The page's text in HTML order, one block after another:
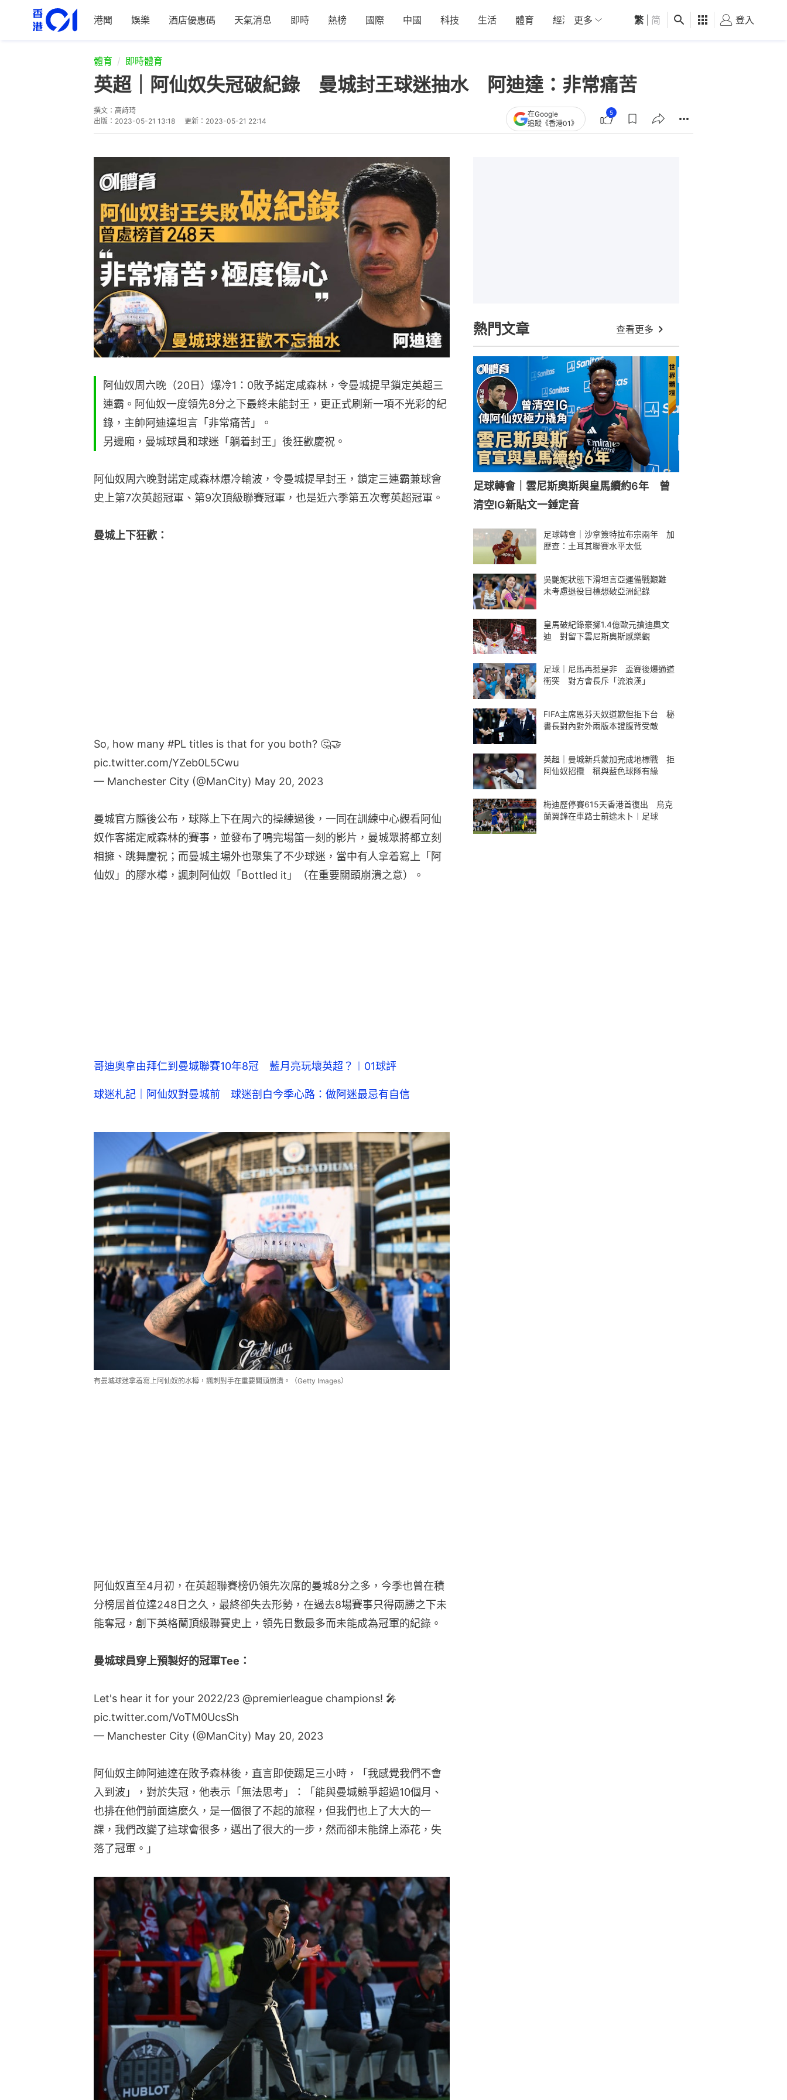
港聞 娛樂 酒店優惠碼 天氣消息 即時 熱榜 國際 中國 科技 生活 體育 經濟 01深圳 觀點 健康 好食玩飛
更多 繁 简 登入
體育 即時體育
英超｜阿仙奴失冠破紀錄 曼城封王球迷抽水 阿迪達：非常痛苦
撰文： 高詩琦
出版： 2023-05-21 13:18 更新： 2023-05-21 22:14
在Google
追蹤《香港01》
5
阿仙奴周六晚（20日）爆冷1：0敗予諾定咸森林，令曼城提早鎖定英超三
連霸。阿仙奴一度領先8分之下最終未能封王，更正式刷新一項不光彩的紀
錄，主帥阿迪達坦言「非常痛苦」。
另邊廂，曼城球員和球迷「躺着封王」後狂歡慶祝。
阿仙奴周六晚對諾定咸森林爆冷輸波，令曼城提早封王，鎖定三連霸兼球會
史上第7次英超冠軍、第9次頂級聯賽冠軍，也是近六季第五次奪英超冠軍。
曼城上下狂歡：
So, how many #PL titles is that for you both? 🤔🤝
pic.twitter.com/YZeb0L5Cwu
— Manchester City (@ManCity) May 20, 2023
曼城官方隨後公布，球隊上下在周六的操練過後，一同在訓練中心觀看阿仙
奴作客諾定咸森林的賽事，並發布了鳴完場笛一刻的影片，曼城眾將都立刻
相擁、跳舞慶祝；而曼城主場外也聚集了不少球迷，當中有人拿着寫上「阿
仙奴」的膠水樽，諷刺阿仙奴「Bottled it」（在重要關頭崩潰之意）。
哥迪奧拿由拜仁到曼城聯賽10年8冠 藍月亮玩壞英超？︱01球評
球迷札記｜阿仙奴對曼城前 球迷剖白今季心路：做阿迷最忌有自信
有曼城球迷拿着寫上阿仙奴的水樽，諷刺對手在重要關頭崩潰。（Getty Images）
阿仙奴直至4月初，在英超聯賽榜仍領先次席的曼城8分之多，今季也曾在積
分榜居首位達248日之久，最終卻失去形勢，在過去8場賽事只得兩勝之下未
能奪冠，創下英格蘭頂級聯賽史上，領先日數最多而未能成為冠軍的紀錄。
曼城球員穿上預製好的冠軍Tee：
Let's hear it for your 2022/23 @premierleague champions! 🎤
pic.twitter.com/VoTM0UcsSh
— Manchester City (@ManCity) May 20, 2023
阿仙奴主帥阿迪達在敗予森林後，直言即使踢足三小時，「我感覺我們不會
入到波」，對於失冠，他表示「無法思考」：「能與曼城競爭超過10個月、
也排在他們前面這麼久，是一個很了不起的旅程，但我們也上了大大的一
課，我們改變了這球會很多，邁出了很大的一步，然而卻未能錦上添花，失
落了冠軍。」
熱門文章 查看更多
足球轉會｜雲尼斯奧斯與皇馬續約6年 曾
清空IG新貼文一錘定音
足球轉會｜沙拿簽特拉布宗兩年 加
歷查：土耳其聯賽水平太低
吳艷妮狀態下滑坦言亞運備戰艱難
未考慮退役目標想破亞洲紀錄
皇馬破紀錄豪擲1.4億歐元搶迪奧文
迪 對留下雲尼斯奧斯感樂觀
足球｜尼馬再惹是非 盃賽後爆通道
衝突 對方會長斥「流浪漢」
FIFA主席恩芬天奴道歉但拒下台 秘
書長對內對外兩版本證腹背受敵
英超｜曼城新兵蒙加完成地標戰 拒
阿仙奴招攬 稱與藍色球隊有緣
梅迪歷停賽615天香港首復出 烏克
蘭翼鋒在車路士前途未卜︱足球